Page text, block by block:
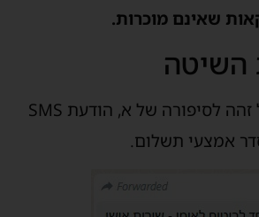
שאינם מוכרות.
השיטה
ההונאה בדרך כלל זהה לסיפורה של א, הודעת SMS
אמצעי תשלום.